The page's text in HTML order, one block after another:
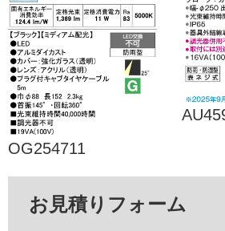
OG254711
お見積りフォーム